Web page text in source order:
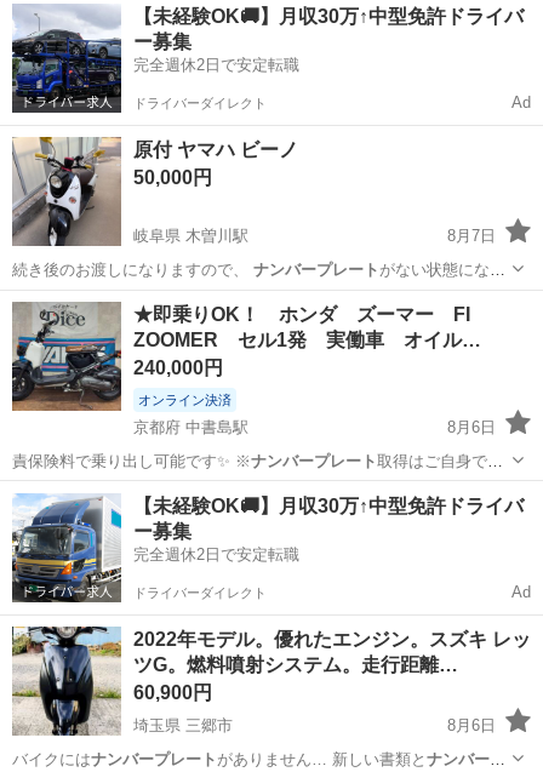
【未経験OK🚚】月収30万↑中型免許ドライバ
ー募集
完全週休2日で安定転職
ドライバーダイレクト Ad
原付 ヤマハ ビーノ
50,000円
岐阜県 木曽川駅
8月7日
続き後のお渡しになりますので、 ナンバープレート がない状態になり
ますので 乗って…
岐阜 各務原市 木曽川駅
★即乗りOK！ ホンダ ズーマー FI
ZOOMER セル1発 実働車 オイル…
240,000円
オンライン決済
京都府 中書島駅
8月6日
責保険料で乗り出し可能です✨ ※ナンバープレート取得はご自身で取
得されれば無料で…
京都 京都市 中書島駅 ホンダ ローン
【未経験OK🚚】月収30万↑中型免許ドライバ
ー募集
完全週休2日で安定転職
ドライバーダイレクト Ad
2022年モデル。優れたエンジン。スズキ レッ
ツG。燃料噴射システム。走行距離…
60,900円
埼玉県 三郷市
8月6日
バイクにはナンバープレート がありません… 新しい書類と ナンバープ